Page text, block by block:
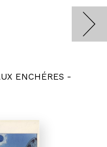
ENCHÉRES -